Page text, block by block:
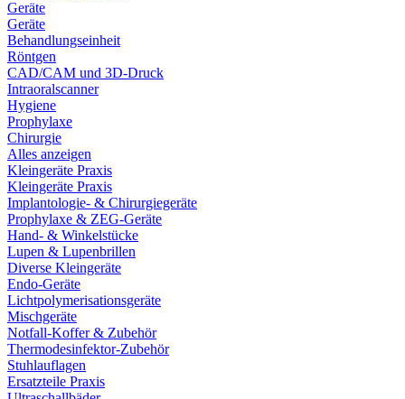
Geräte
Geräte
Behandlungseinheit
Röntgen
CAD/CAM und 3D-Druck
Intraoralscanner
Hygiene
Prophylaxe
Chirurgie
Alles anzeigen
Kleingeräte Praxis
Kleingeräte Praxis
Implantologie- & Chirurgiegeräte
Prophylaxe & ZEG-Geräte
Hand- & Winkelstücke
Lupen & Lupenbrillen
Diverse Kleingeräte
Endo-Geräte
Lichtpolymerisationsgeräte
Mischgeräte
Notfall-Koffer & Zubehör
Thermodesinfektor-Zubehör
Stuhlauflagen
Ersatzteile Praxis